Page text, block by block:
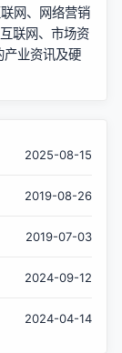
网、网络营销
联网、市场资
产业资讯及硬
2025-08-15
2019-08-26
2019-07-03
2024-09-12
2024-04-14